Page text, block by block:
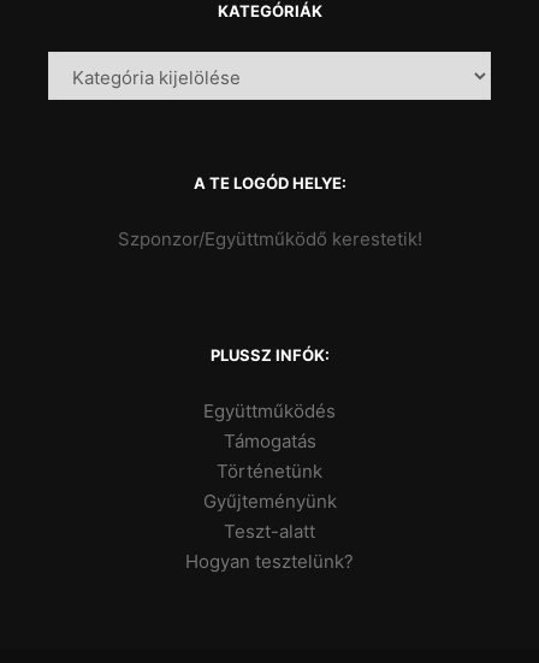
KATEGÓRIÁK
A TE LOGÓD HELYE:
Szponzor/Együttműködő kerestetik!
PLUSSZ INFÓK:
Együttműködés
Támogatás
Történetünk
Gyűjteményünk
Teszt-alatt
Hogyan tesztelünk?